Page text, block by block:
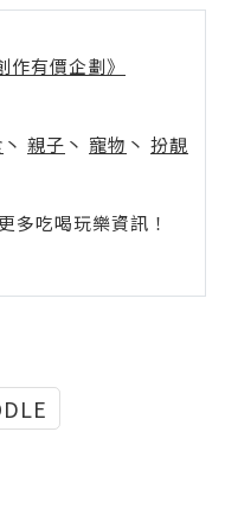
作有價企劃》
丶 親子 丶 寵物 丶 扮靚
吃喝玩樂資訊！